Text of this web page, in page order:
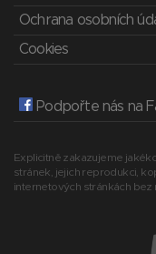
Ochrana osobních
Cookies
Podpořte nás na
Explicitně zakazujeme
stránek, jejich reprodukci,
internetových stránkách bez